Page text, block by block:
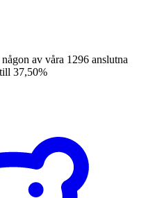
av våra 1296 anslutna
37,50%